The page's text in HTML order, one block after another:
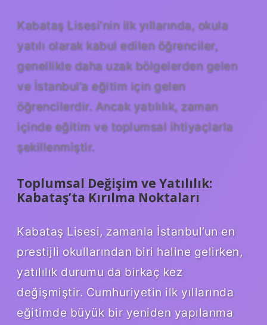
Kabataş Lisesi’nin ilk yıllarında, okula
yatılı olarak kabul edilen öğrenciler,
genellikle daha uzak bölgelerden gelen
ve İstanbul’a eğitim için gelen
öğrencilerdir. Ancak yatılılık, zaman
içinde eğitim ve toplumsal ihtiyaçlarla
şekillenmiştir.
Toplumsal Değişim ve Yatılılık:
Kabataş’ta Kırılma Noktaları
Kabataş Lisesi, zamanla İstanbul’un en
prestijli okullarından biri haline gelirken,
yatılılık durumu da birkaç kez
değişmiştir. Cumhuriyetin ilk yıllarında
eğitimde büyük bir yeniden yapılanma